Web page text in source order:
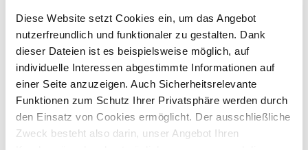
Diese Website setzt Cookies ein, um das Angebot
nutzerfreundlich und funktionaler zu gestalten. Dank
dieser Dateien ist es beispielsweise möglich, auf
individuelle Interessen abgestimmte Informationen auf
einer Seite anzuzeigen. Auch Sicherheitsrelevante
Funktionen zum Schutz Ihrer Privatsphäre werden durch
den Einsatz von Cookies ermöglicht. Der ausschließliche
Zweck besteht also darin, unser Angebot Ihren
Gefälschter Bluescreen (BSOD)
Nach dem Klick wechselt der Browser in den
Vollbildmodus und simuliert einen Windows-Absturz.
Das Opfer glaubt, das System sei ernsthaft beschädigt.
Zwischenablage-Injektion & PowerShell-Dropper
Unbemerkt wird ein schädlicher PowerShell-Befehl in
die Zwischenablage kopiert. Das Opfer wird
angewiesen, ihn über Windows + R selbst auszuführen